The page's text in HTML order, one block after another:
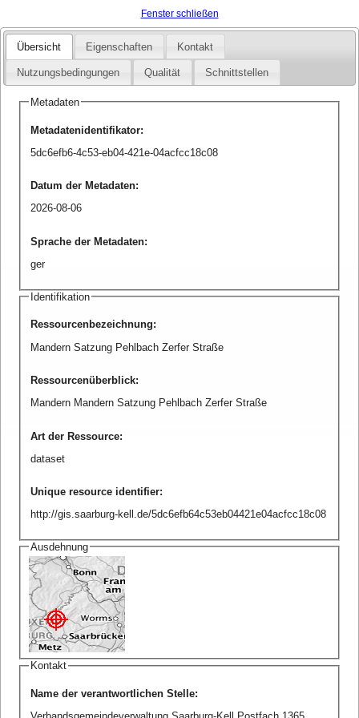
Fenster schließen
Übersicht Eigenschaften Kontakt
Nutzungsbedingungen Qualität Schnittstellen
Metadaten
Metadatenidentifikator:
5dc6efb6-4c53-eb04-421e-04acfcc18c08
Datum der Metadaten:
2026-08-06
Sprache der Metadaten:
ger
Identifikation
Ressourcenbezeichnung:
Mandern Satzung Pehlbach Zerfer Straße
Ressourcenüberblick:
Mandern Mandern Satzung Pehlbach Zerfer Straße
Art der Ressource:
dataset
Unique resource identifier:
http://gis.saarburg-kell.de/5dc6efb64c53eb04421e04acfcc18c08
Ausdehnung
Kontakt
Name der verantwortlichen Stelle: